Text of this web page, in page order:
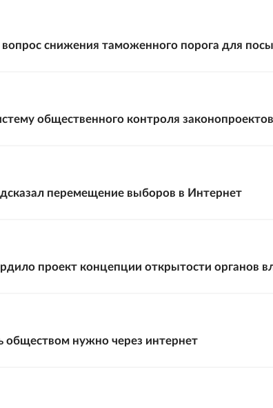
снижения таможенного порога для
общественного контроля законопроектов
перемещение выборов в Интернет
проект концепции открытости органов
обществом нужно через интернет